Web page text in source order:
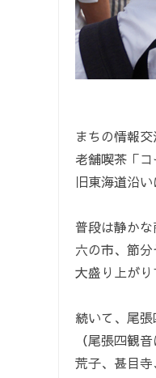
まちの情報
老舗喫茶「コ
旧東海道沿
普段は静かな
六の市、節分
大盛り上がり
続いて、尾
（尾張四観
荒子、甚目寺